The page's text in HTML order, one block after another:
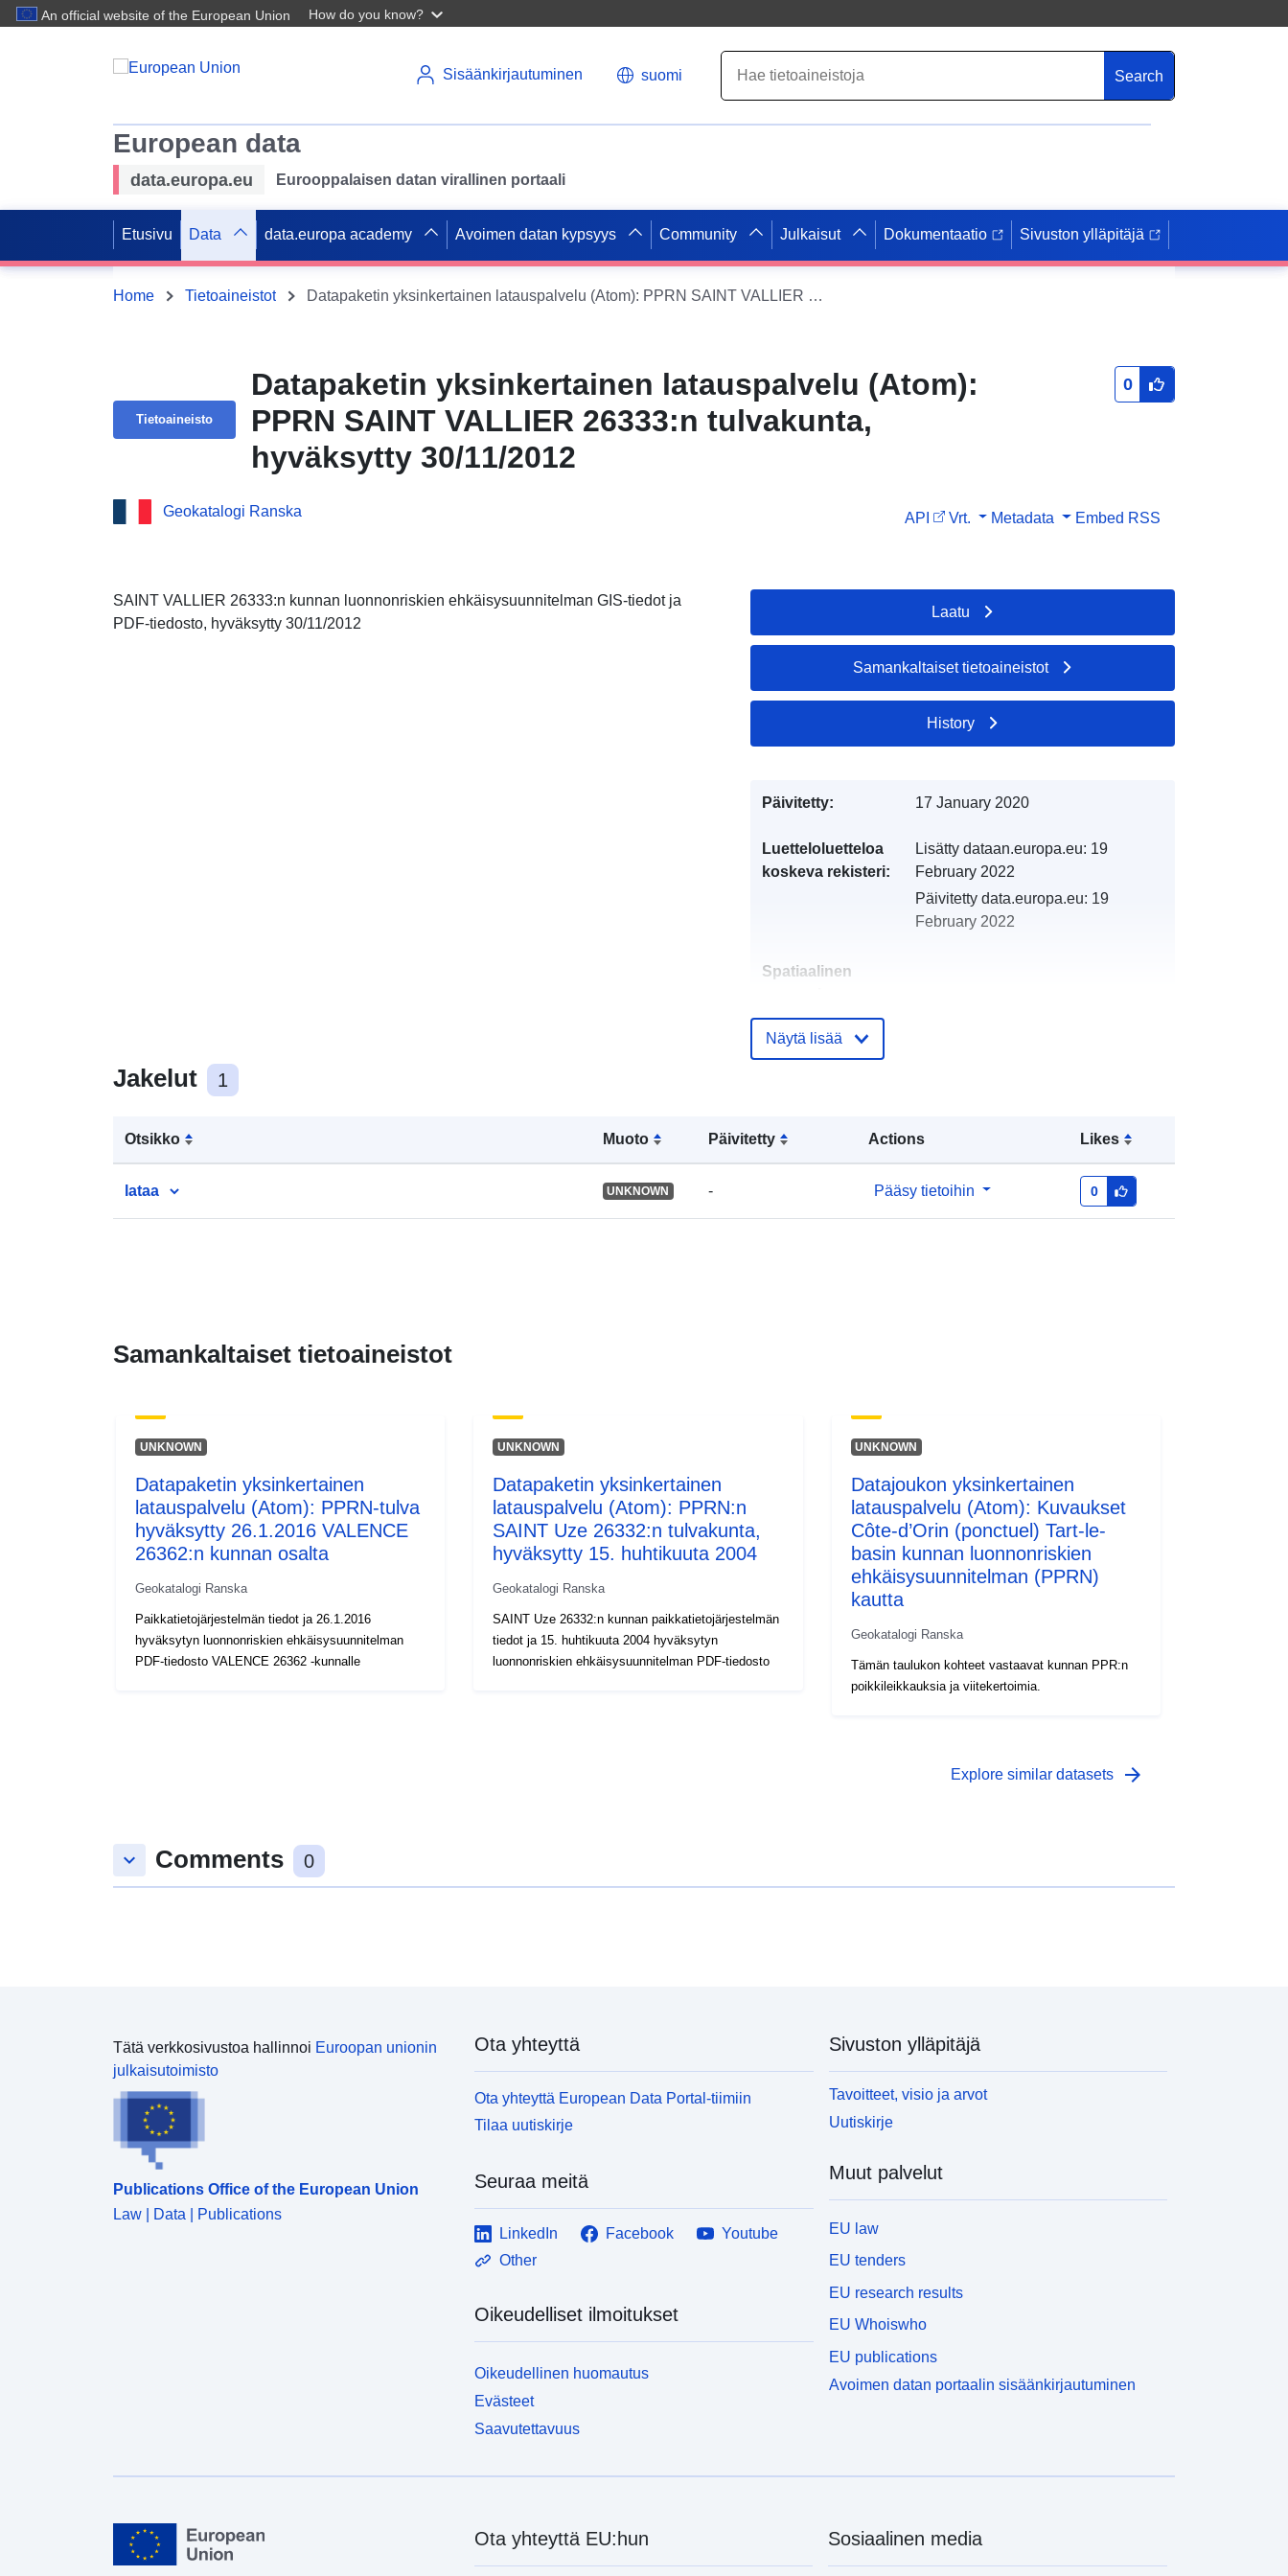
An official website of the European Union How do you know?
Sisäänkirjautuminen suomi Search
European data
data.europa.eu Eurooppalaisen datan virallinen portaali
Etusivu Data data.europa academy Avoimen datan kypsyys Community Julkaisut Dokumentaatio Sivuston ylläpitäjä
Home Tietoaineistot Datapaketin yksinkertainen latauspalvelu (Atom): PPRN SAINT VALLIER 26333:n tulvakunta, hyväksytty 30/11/2012
Tietoaineisto
Datapaketin yksinkertainen latauspalvelu (Atom):
PPRN SAINT VALLIER 26333:n tulvakunta,
hyväksytty 30/11/2012
0
Geokatalogi Ranska API Vrt. Metadata Embed RSS
SAINT VALLIER 26333:n kunnan luonnonriskien ehkäisysuunnitelman GIS-tiedot ja
PDF-tiedosto, hyväksytty 30/11/2012
Jakelut 1
Otsikko Muoto Päivitetty Actions Likes
lataa UNKNOWN - Pääsy tietoihin 0
Laatu
Samankaltaiset tietoaineistot
History
Päivitetty: 17 January 2020
Luetteloluetteloa
koskeva rekisteri:
Lisätty dataan.europa.eu: 19
February 2022
Päivitetty data.europa.eu: 19
February 2022
Spatiaalinen
Tunnisteet:
4aad-b9c1-edec5f255226
http://data.europa.eu/88u/dataset/fr-
120066022-srv-9b726e52-cf1a-
4044-96b0-5d8bef663de9
Näytä lisää
Samankaltaiset tietoaineistot
UNKNOWN
Datapaketin yksinkertainen
latauspalvelu (Atom): PPRN-tulva
hyväksytty 26.1.2016 VALENCE
26362:n kunnan osalta
Geokatalogi Ranska
Paikkatietojärjestelmän tiedot ja 26.1.2016
hyväksytyn luonnonriskien ehkäisysuunnitelman
PDF-tiedosto VALENCE 26362 -kunnalle
UNKNOWN
Datapaketin yksinkertainen
latauspalvelu (Atom): PPRN:n
SAINT Uze 26332:n tulvakunta,
hyväksytty 15. huhtikuuta 2004
Geokatalogi Ranska
SAINT Uze 26332:n kunnan paikkatietojärjestelmän
tiedot ja 15. huhtikuuta 2004 hyväksytyn
luonnonriskien ehkäisysuunnitelman PDF-tiedosto
UNKNOWN
Datajoukon yksinkertainen
latauspalvelu (Atom): Kuvaukset
Côte-d’Orin (ponctuel) Tart-le-
basin kunnan luonnonriskien
ehkäisysuunnitelman (PPRN)
kautta
Geokatalogi Ranska
Tämän taulukon kohteet vastaavat kunnan PPR:n
poikkileikkauksia ja viitekertoimia.
Explore similar datasets arrow_forward
keyboard_arrow_down Comments 0
Tätä verkkosivustoa hallinnoi Euroopan unionin
julkaisutoimisto
Publications Office of the European Union
Law | Data | Publications
Ota yhteyttä
Ota yhteyttä European Data Portal-tiimiin
Tilaa uutiskirje
Seuraa meitä
LinkedIn Facebook
Youtube
Other
Oikeudelliset ilmoitukset
Oikeudellinen huomautus
Evästeet
Saavutettavuus
Sivuston ylläpitäjä
Tavoitteet, visio ja arvot
Uutiskirje
Muut palvelut
EU law
EU tenders
EU research results
EU Whoiswho
EU publications
Avoimen datan portaalin sisäänkirjautuminen
Ota yhteyttä EU:hun Sosiaalinen media